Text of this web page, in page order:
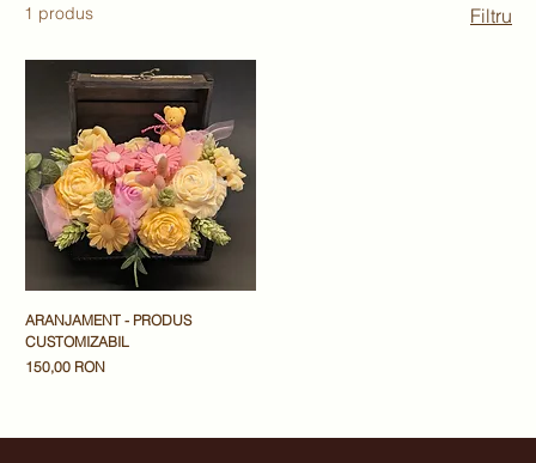
1 produs Filtru
ARANJAMENT - PRODUS
CUSTOMIZABIL
Preț
150,00 RON